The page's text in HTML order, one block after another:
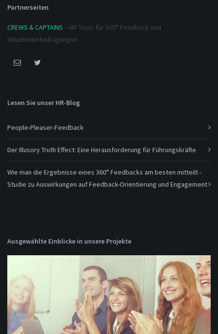
Partnerseiten
CREWS & CAPTAINS – HR Tools für 360° Feedback und
Mitarbeiterbefragungen
Lesen Sie unser HR-Blog
People-Pleaser-Feedback
Der Illusory Truth Effect: Eine Herausforderung für Führungskräfte
Wie man die Ergebnisse eines 360° Feedbacks am besten mitteilt -
Studie zu Auswirkungen auf Feedback-Orientierung und Engagement
Ausgewählte Einblicke in unsere Projekte